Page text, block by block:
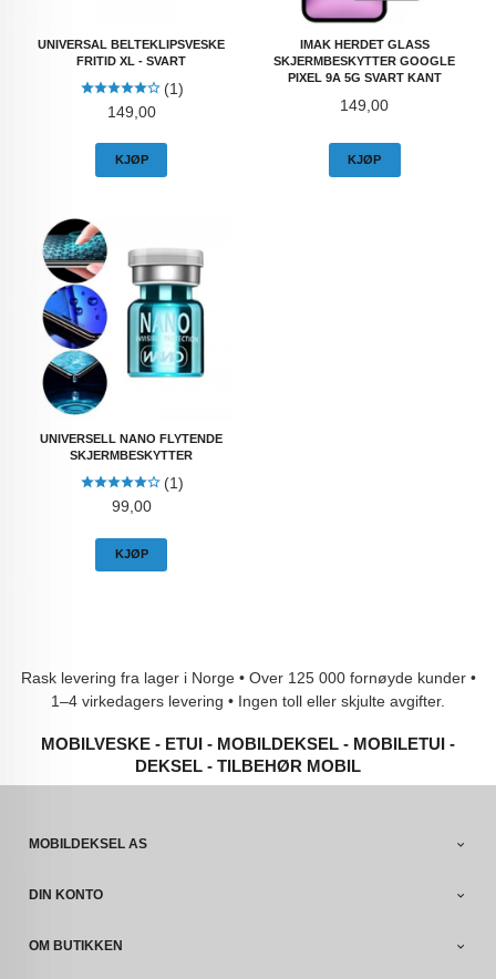
UNIVERSAL BELTEKLIPSVESKE
FRITID XL - SVART
(1)
Pris
149,00
KJØP
IMAK HERDET GLASS
SKJERMBESKYTTER GOOGLE
PIXEL 9A 5G SVART KANT
Pris
149,00
KJØP
UNIVERSELL NANO FLYTENDE
SKJERMBESKYTTER
(1)
Pris
99,00
KJØP
Rask levering fra lager i Norge • Over 125 000 fornøyde kunder •
1–4 virkedagers levering • Ingen toll eller skjulte avgifter.
MOBILVESKE - ETUI - MOBILDEKSEL - MOBILETUI -
DEKSEL - TILBEHØR MOBIL
MOBILDEKSEL AS
DIN KONTO
OM BUTIKKEN